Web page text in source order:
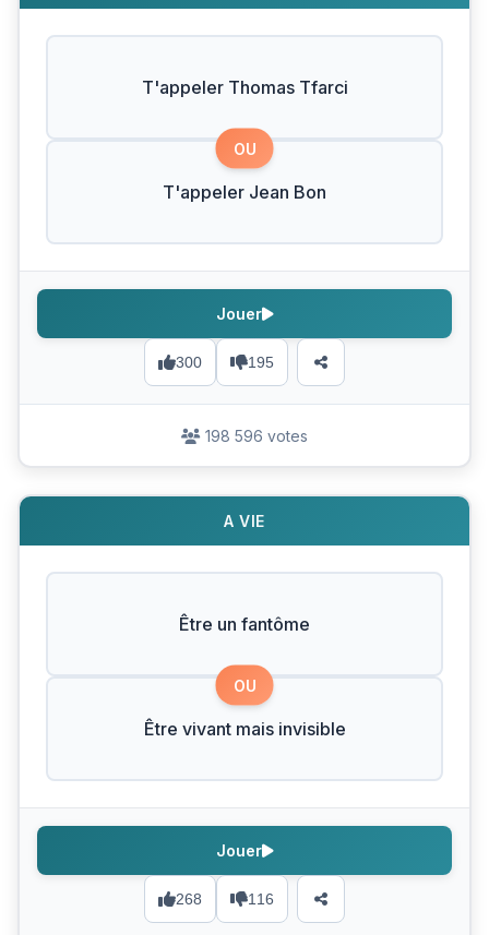
T'appeler Thomas Tfarci
OU
T'appeler Jean Bon
300 195
Jouer
198 596 votes
A VIE
Être un fantôme
OU
Être vivant mais invisible
268 116
Jouer